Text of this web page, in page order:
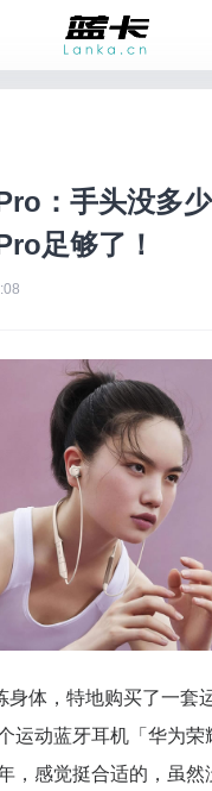
：手头没多少
足够了！
身体，特地购买了一套
运动蓝牙耳机「华为荣
，感觉挺合适的，虽然